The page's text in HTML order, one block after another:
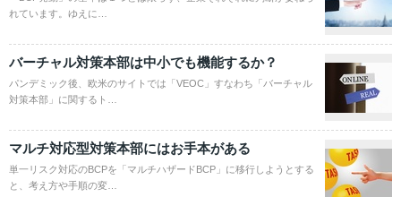
れています。ゆえに…
バーチャル対策本部は中小でも機能するか？
パンデミック後、欧米のサイトでは「VEOC」すなわち「バーチャル
対策本部」に関するト…
マルチ対応型対策本部にはお手本がある
単一リスク対応のBCPを「マルチハザードBCP」に移行しようとする
と、考え方や手順の変…